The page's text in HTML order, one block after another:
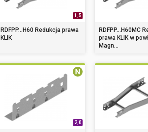
1,5
RDFPP...H60 Redukcja prawa
KLIK
RDFPP...H60MC
prawa KLIK w
Magn...
2,0